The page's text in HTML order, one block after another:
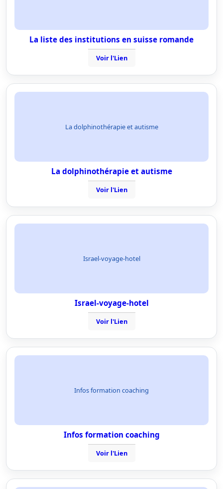
La liste des institutions en suisse romande
Voir l'Lien
La dolphinothérapie et autisme
La dolphinothérapie et autisme
Voir l'Lien
Israel-voyage-hotel
Israel-voyage-hotel
Voir l'Lien
Infos formation coaching
Infos formation coaching
Voir l'Lien